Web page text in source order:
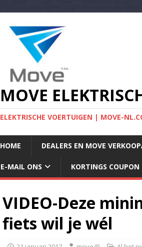
MOVE
ELEKTRISCHE VOERTUIGEN | MOVE-
HOME DEALERS EN MOVE
E-MAIL ONS KORTINGS COUPON
VIDEO-Deze
fiets wil je wél